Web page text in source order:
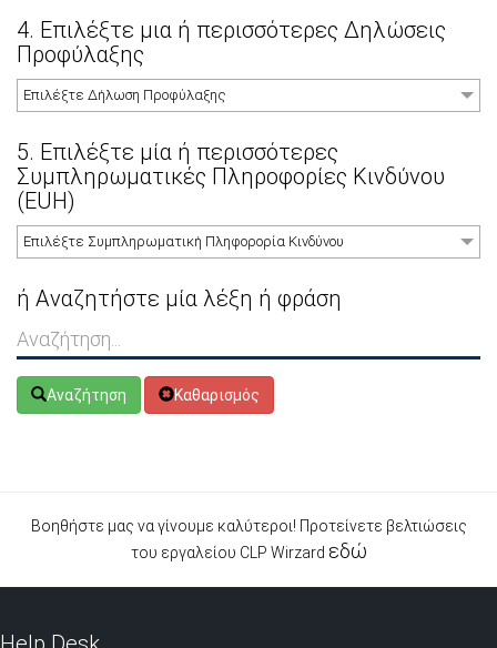
4. Επιλέξτε μια ή περισσότερες Δηλώσεις
Προφύλαξης
Επιλέξτε Δήλωση Προφύλαξης
5. Επιλέξτε μία ή περισσότερες
Συμπληρωματικές Πληροφορίες Κινδύνου
(EUH)
Επιλέξτε Συμπληρωματική Πληφορορία Κινδύνου
ή Αναζητήστε μία λέξη ή φράση
Αναζήτηση Καθαρισμός
Βοηθήστε μας να γίνουμε καλύτεροι! Προτείνετε βελτιώσεις
του εργαλείου CLP Wirzard εδώ